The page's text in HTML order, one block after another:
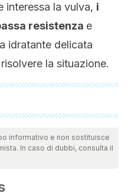
interessa la vulva, i
resistenza e
idratante delicata
la situazione.
a fondo dal nostro
l'attualità e la
è stata considerata
Schettini, N., & Borghi, A.
informativo e non sostituisce
In caso di dubbi, consulta il